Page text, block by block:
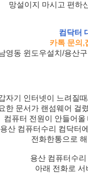
망설이지 마시고 편하
컴닥터
카톡 문의,
영동 윈도우설치/용산
자기 인터넷이 느려질
한 문서가 랜섬웨어 걸
컴퓨터 전원이 안들어
용산 컴퓨터수리 컴닥터
전화한통으로
용산 컴퓨터수
아래 전화로